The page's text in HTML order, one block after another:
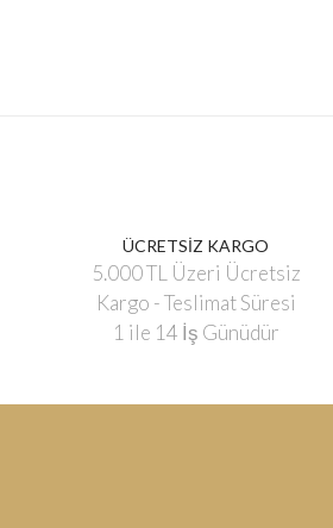
ÜCRETSİZ KARGO
5.000 TL Üzeri Ücretsiz
Kargo - Teslimat Süresi
1 ile 14 İş Günüdür